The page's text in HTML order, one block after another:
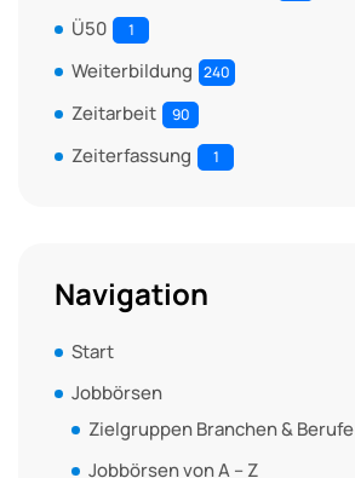
Ü50 1
Weiterbildung 240
Zeitarbeit 90
Zeiterfassung 1
Navigation
Start
Jobbörsen
Zielgruppen Branchen & Berufe
Jobbörsen von A – Z